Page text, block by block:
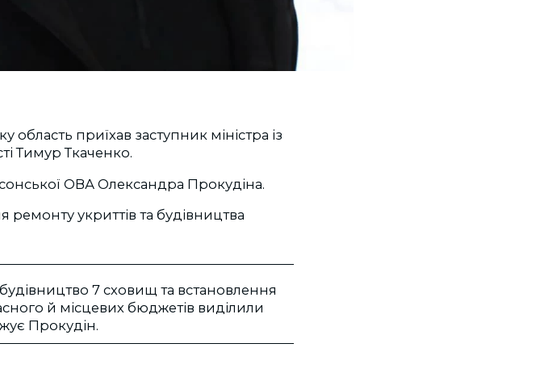
приїхав заступник міністра із
Тимур Ткаченко.
ОВА Олександра Прокудіна.
укриттів та будівництва
7 сховищ та встановлення
й місцевих бюджетів виділили
Прокудін.